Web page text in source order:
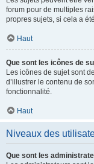
forum pour de multiples
propres sujets, si cela a
Haut
Que sont les icônes de
Les icônes de sujet sont
d’illustrer le contenu de
fonctionnalité.
Haut
Niveaux des
Que sont les